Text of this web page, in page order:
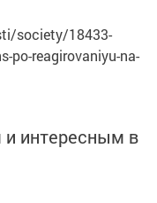
society/18433-
po-reagirovaniyu-na-
интересным в